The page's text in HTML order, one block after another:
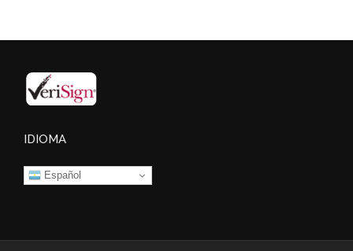
IDIOMA
Español